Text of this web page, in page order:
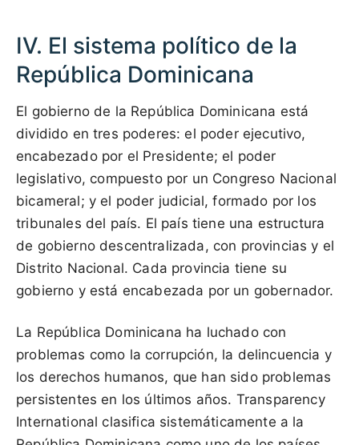
IV. El sistema político de la
República Dominicana
El gobierno de la República Dominicana está
dividido en tres poderes: el poder ejecutivo,
encabezado por el Presidente; el poder
legislativo, compuesto por un Congreso Nacional
bicameral; y el poder judicial, formado por los
tribunales del país. El país tiene una estructura
de gobierno descentralizada, con provincias y el
Distrito Nacional. Cada provincia tiene su
gobierno y está encabezada por un gobernador.
La República Dominicana ha luchado con
problemas como la corrupción, la delincuencia y
los derechos humanos, que han sido problemas
persistentes en los últimos años. Transparency
International clasifica sistemáticamente a la